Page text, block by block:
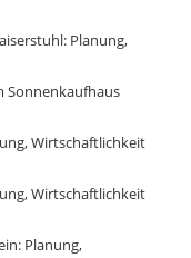
Planung,
Sonnenkaufhaus
Wirtschaftlichkeit
Wirtschaftlichkeit
Planung,